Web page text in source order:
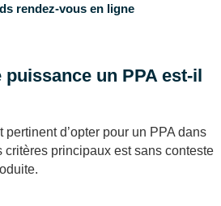
rendez-vous en ligne
un PPA est-il
pertinent d’opter pour un PPA dans
critères principaux est sans conteste